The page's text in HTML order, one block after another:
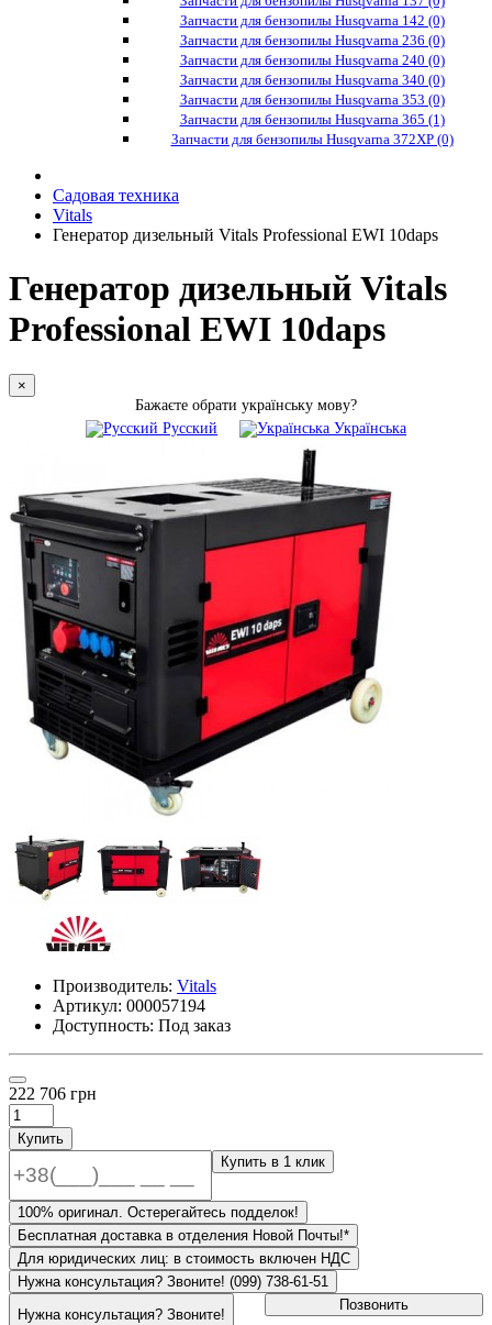
Запчасти для бензопилы Husqvarna 142 (0)
Запчасти для бензопилы Husqvarna 236 (0)
Запчасти для бензопилы Husqvarna 240 (0)
Запчасти для бензопилы Husqvarna 340 (0)
Запчасти для бензопилы Husqvarna 353 (0)
Запчасти для бензопилы Husqvarna 365 (1)
Запчасти для бензопилы Husqvarna 372XP (0)
Садовая техника
Vitals
Генератор дизельный Vitals Professional EWI 10daps
Генератор дизельный Vitals
Professional EWI 10daps
×
Бажаєте обрати українську мову?
Русский
Українська
Производитель: Vitals
Артикул: 000057194
Доступность: Под заказ
222 706 грн
Купить
Купить в 1 клик
100% оригинал. Остерегайтесь подделок!
Бесплатная доставка в отделения Новой Почты!*
Для юридических лиц: в стоимость включен НДС
Нужна консультация? Звоните! (099) 738-61-51
Нужна консультация? Звоните!
Позвонить